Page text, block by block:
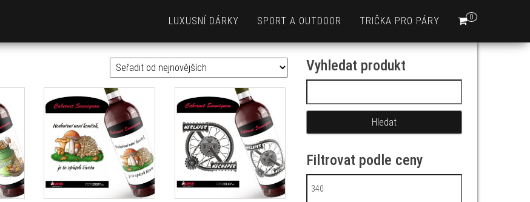
0
LUXUSNÍ DÁRKY SPORT A OUTDOOR TRIČKA PRO PÁRY
Vyhledat produkt
Filtrovat podle ceny
Minimální cena